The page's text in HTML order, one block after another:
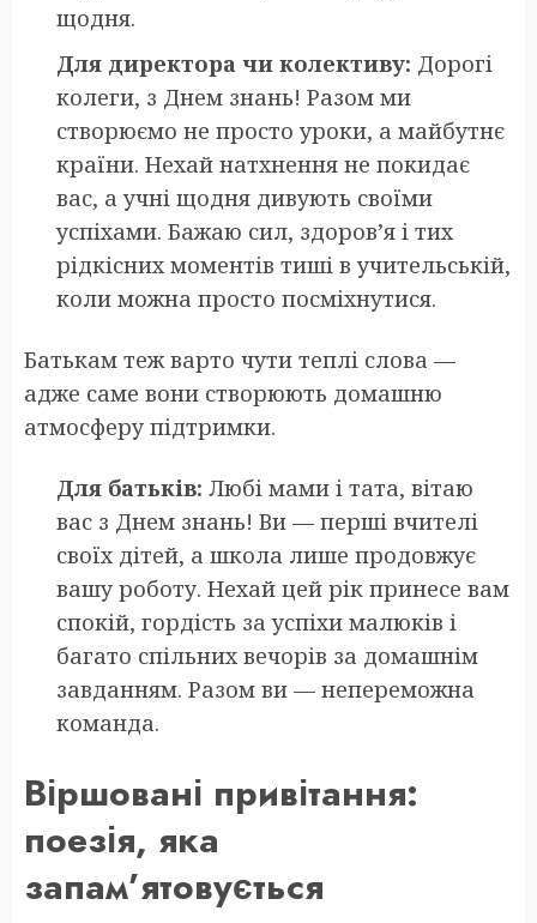
щодня.
Для директора чи колективу: Дорогі
колеги, з Днем знань! Разом ми
створюємо не просто уроки, а майбутнє
країни. Нехай натхнення не покидає
вас, а учні щодня дивують своїми
успіхами. Бажаю сил, здоров’я і тих
рідкісних моментів тиші в учительській,
коли можна просто посміхнутися.
Батькам теж варто чути теплі слова —
адже саме вони створюють домашню
атмосферу підтримки.
Для батьків: Любі мами і тата, вітаю
вас з Днем знань! Ви — перші вчителі
своїх дітей, а школа лише продовжує
вашу роботу. Нехай цей рік принесе вам
спокій, гордість за успіхи малюків і
багато спільних вечорів за домашнім
завданням. Разом ви — непереможна
команда.
Віршовані привітання:
поезія, яка
запам’ятовується